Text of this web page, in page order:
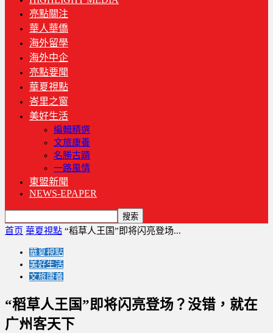
亮點關注
華人華僑
海外留學
海外中企
亮點要聞
華夏視點
峇里之窗
美好生活
編輯精選
文旅康養
名勝古蹟
一路風情
東盟新聞
NEWS-EPAPER
首页 華夏視點 “稻草人王国”即将闪亮登场...
華夏視點
美好生活
文旅康養
“稻草人王国”即将闪亮登场？没错，就在
广州客天下